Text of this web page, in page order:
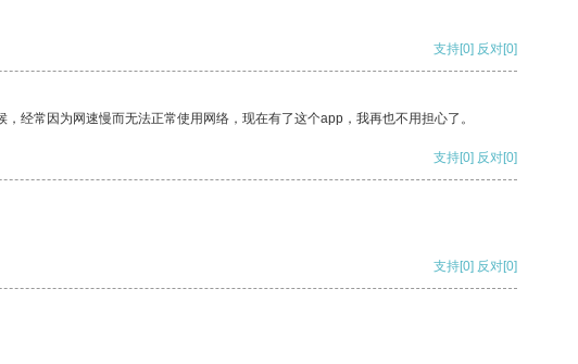
支持[0] 反对[0]
经常因为网速慢而无法正常使用网络，现在有了这个app，我再也不用担心了。
支持[0] 反对[0]
支持[0] 反对[0]